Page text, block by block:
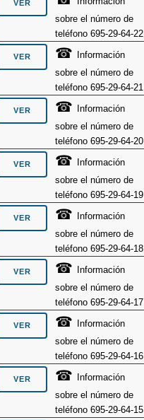
sobre el número de
teléfono 695-29-64-22
☎ Información
sobre el número de
teléfono 695-29-64-21
☎ Información
sobre el número de
teléfono 695-29-64-20
☎ Información
sobre el número de
teléfono 695-29-64-19
☎ Información
sobre el número de
teléfono 695-29-64-18
☎ Información
sobre el número de
teléfono 695-29-64-17
☎ Información
sobre el número de
teléfono 695-29-64-16
☎ Información
sobre el número de
teléfono 695-29-64-15